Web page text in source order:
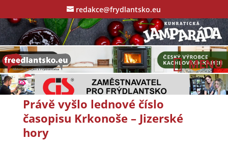
redakce@frydlantsko.eu
Právě vyšlo lednové číslo
časopisu Krkonoše – Jizerské
hory